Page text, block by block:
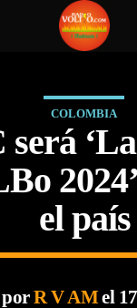
COLOMBIA
el país
porR V AMel